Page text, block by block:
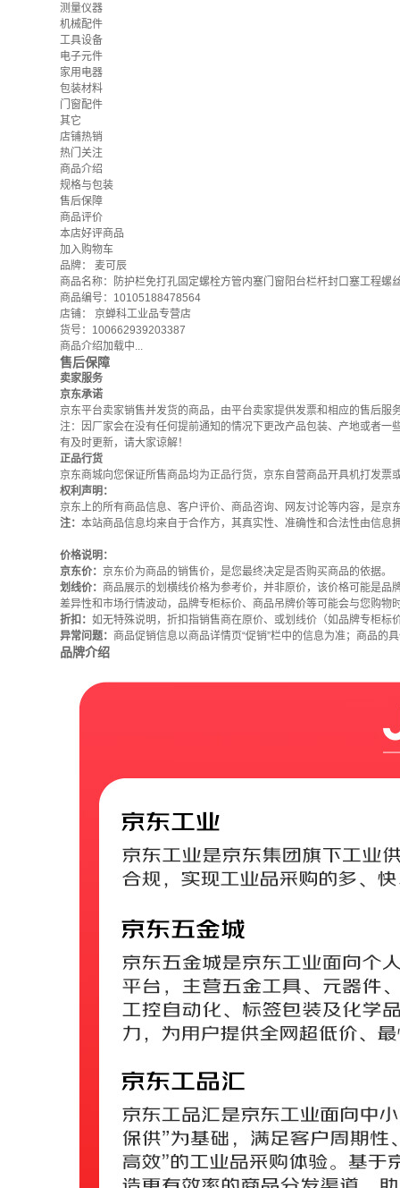
测量仪器
机械配件
工具设备
电子元件
家用电器
包装材料
门窗配件
其它
店铺热销
热门关注
商品介绍
规格与包装
售后保障
商品评价
本店好评商品
加入购物车
品牌： 麦可辰
商品名称：防护栏免打孔固定螺栓方管内塞门窗阳台栏杆封口塞工程螺
商品编号：10105188478564
店铺： 京蝉科工业品专营店
货号：100662939203387
商品介绍加载中...
售后保障
卖家服务
京东承诺
京东平台卖家销售并发货的商品，由平台卖家提供发票和相应的售后服
注：因厂家会在没有任何提前通知的情况下更改产品包装、产地或者
有及时更新，请大家谅解！
正品行货
京东商城向您保证所售商品均为正品行货，京东自营商品开具机打发票
权利声明：
京东上的所有商品信息、客户评价、商品咨询、网友讨论等内容，是京
注： 本站商品信息均来自于合作方，其真实性、准确性和合法性由信息
价格说明：
京东价： 京东价为商品的销售价，是您最终决定是否购买商品的依据。
划线价： 商品展示的划横线价格为参考价，并非原价，该价格可能是
差异性和市场行情波动，品牌专柜标价、商品吊牌价等可能会与您购物
折扣： 如无特殊说明，折扣指销售商在原价、或划线价（如品牌专柜标
异常问题： 商品促销信息以商品详情页“促销”栏中的信息为准；商品的
品牌介绍